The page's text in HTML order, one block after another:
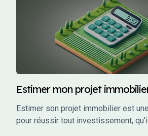
Estimer mon projet
Estimer son projet immobilier est
pour réussir tout investissement,